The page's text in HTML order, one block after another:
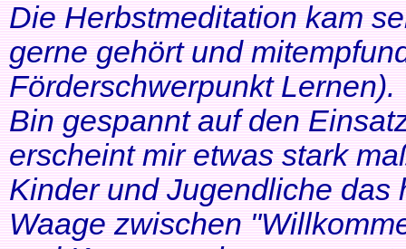
Die Herbstmeditation kam
gerne gehört und
Förderschwerpunkt Lernen).
Bin gespannt auf den
erscheint mir etwas stark
Kinder und Jugendliche das
Waage zwischen